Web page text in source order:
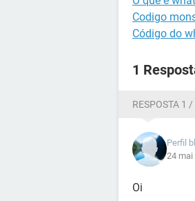
Codigo
Código do
1
RESPOSTA 1 /
Perfil
24 mai
Oi